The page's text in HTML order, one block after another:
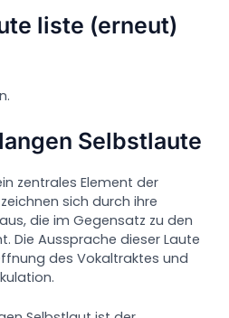
liste (erneut)
Selbstlaute
zentrales Element der
sich durch ihre
aus, die im Gegensatz zu den
Die Aussprache dieser Laute
des Vokaltraktes und